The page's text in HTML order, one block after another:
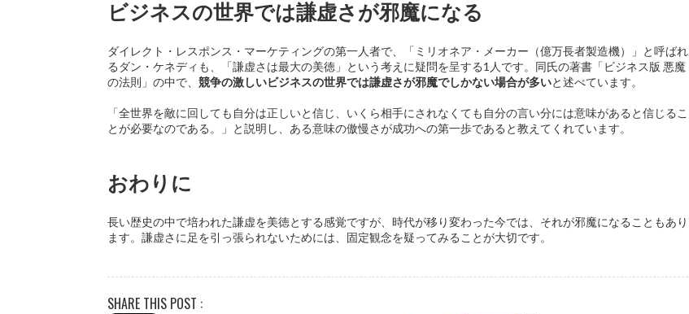
ビジネスの世界では謙虚さが邪魔になる
ダイレクト・レスポンス・マーケティングの第一人者で、「ミリオネア・メーカー（億万長者製造機）」と呼ばれ
るダン・ケネディも、「謙虚さは最大の美徳」という考えに疑問を呈する1人です。同氏の著書「ビジネス版 悪魔
の法則」の中で、 競争の激しいビジネスの世界では謙虚さが邪魔でしかない場合が多いと述べています。
「全世界を敵に回しても自分は正しいと信じ、いくら相手にされなくても自分の言い分には意味があると信じるこ
とが必要なのである。」と説明し、ある意味の傲慢さが成功への第一歩であると教えてくれています。
おわりに
長い歴史の中で培われた謙虚を美徳とする感覚ですが、時代が移り変わった今では、それが邪魔になることもあり
ます。謙虚さに足を引っ張られないためには、固定観念を疑ってみることが大切です。
SHARE THIS POST :